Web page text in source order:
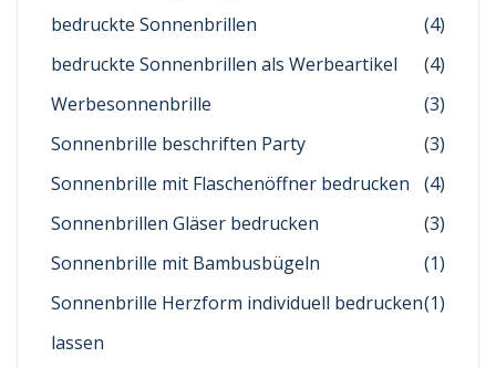
bedruckte Sonnenbrillen
(4)
bedruckte Sonnenbrillen als Werbeartikel
(4)
Werbesonnenbrille
(3)
Sonnenbrille beschriften Party
(3)
Sonnenbrille mit Flaschenöffner bedrucken
(4)
Sonnenbrillen Gläser bedrucken
(3)
Sonnenbrille mit Bambusbügeln
(1)
Sonnenbrille Herzform individuell bedrucken
lassen
(1)